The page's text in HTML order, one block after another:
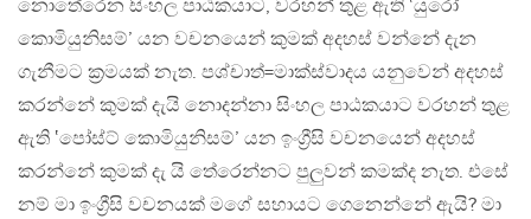
නොතේරෙන සිංහල පාඨකයාට, වරහන් තුළ ඇති ‛යුරෝ
කොමියුනිසම්’ යන වචනයෙන් කුමක් අදහස් වන්නේ දැන
ගැනීමට ක්‍රමයක් නැත. පශ්චාත්=මාක්ස්වාදය යනුවෙන් අදහස්
කරන්නේ කුමක් දැයි නොදන්නා සිංහල පාඨකයාට වරහන් තුළ
ඇති ‛පෝස්ට් කොමියුනිසම්’ යන ඉංග්‍රීසි වචනයෙන් අදහස්
කරන්නේ කුමක් දැ යි තේරෙන්නට පුලුවන් කමක්ද නැත. එසේ
නම් මා ඉංග්‍රීසි වචනයක් මගේ සහායට ගෙනෙන්නේ ඇයි? මා